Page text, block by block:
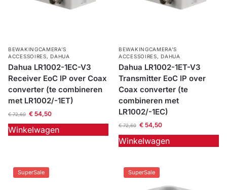
BEWAKINGCAMERA'S
ACCESSOIRES,DAHUA
Dahua LR1002-1EC-V3
Receiver EoC IP over Coax
converter (te combineren
met LR1002/-1ET)
€72,60 €54,50
Winkelwagen
BEWAKINGCAMERA'S
ACCESSOIRES,DAHUA
Dahua LR1002-1ET-V3
Transmitter EoC IP over
Coax converter (te
combineren met
LR1002/-1EC)
€72,60 €54,50
Winkelwagen
SuperSale SuperSale